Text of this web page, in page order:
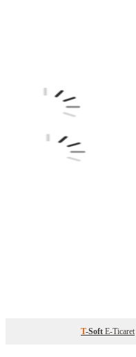
T-Soft E-Ticaret